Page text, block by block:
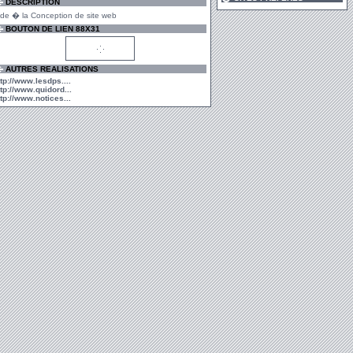
DESCRIPTION
� la Conception de site web
BOUTON DE LIEN 88X31
AUTRES REALISATIONS
www.lesdps....
www.quidord...
www.notices...